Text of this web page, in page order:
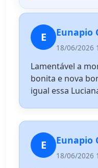
E Eunapio
18/06/2026
Lamentável a
bonita e nova
igual essa
E Eunapio
18/06/2026